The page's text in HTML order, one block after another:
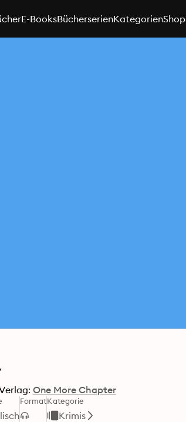
E-BooksBücherserienKategorienShop
One More Chapter
FormatKategorie
Krimis